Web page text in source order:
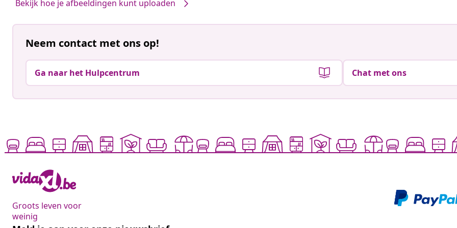
Bekijk hoe je afbeeldingen kunt uploaden
Neem contact met ons op!
Ga naar het Hulpcentrum Chat met ons
Groots leven voor
weinig